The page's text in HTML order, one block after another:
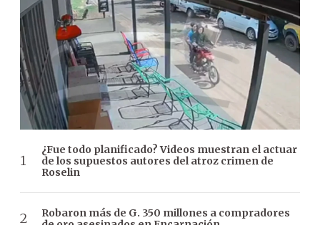
¿Fue todo planificado? Videos muestran el actuar
de los supuestos autores del atroz crimen de
Roselin
Robaron más de G. 350 millones a compradores